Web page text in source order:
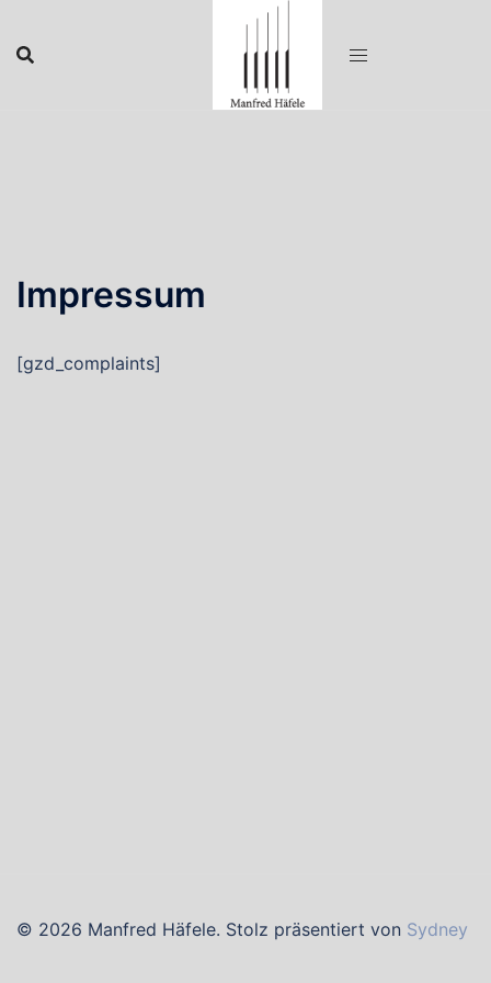
Inhalt
springen
Impressum
[gzd_complaints]
© 2026 Manfred Häfele. Stolz präsentiert von Sydney